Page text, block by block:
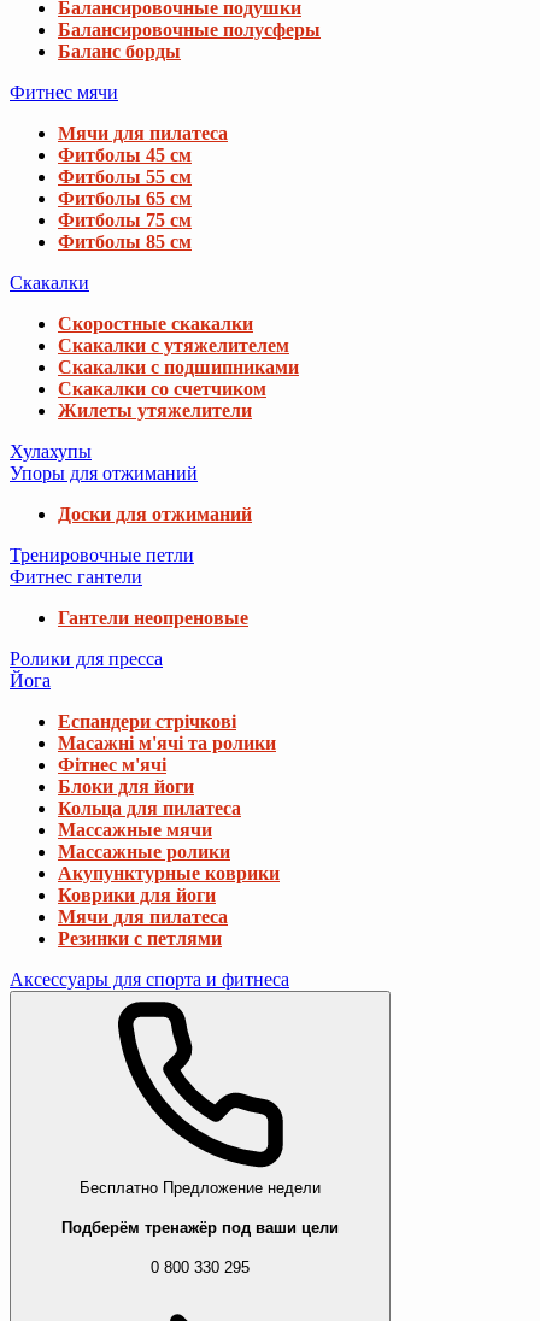
Балансировочные подушки
Балансировочные полусферы
Баланс борды
Фитнес мячи
Мячи для пилатеса
Фитболы 45 см
Фитболы 55 см
Фитболы 65 см
Фитболы 75 см
Фитболы 85 см
Скакалки
Скоростные скакалки
Скакалки с утяжелителем
Скакалки с подшипниками
Скакалки со счетчиком
Жилеты утяжелители
Хулахупы
Упоры для отжиманий
Доски для отжиманий
Тренировочные петли
Фитнес гантели
Гантели неопреновые
Ролики для пресса
Йога
Еспандери стрічкові
Масажні м'ячі та ролики
Фітнес м'ячі
Блоки для йоги
Кольца для пилатеса
Массажные мячи
Массажные ролики
Акупунктурные коврики
Коврики для йоги
Мячи для пилатеса
Резинки с петлями
Аксессуары для спорта и фитнеса
Бесплатно Предложение недели
Подберём тренажёр под ваши цели
0 800 330 295